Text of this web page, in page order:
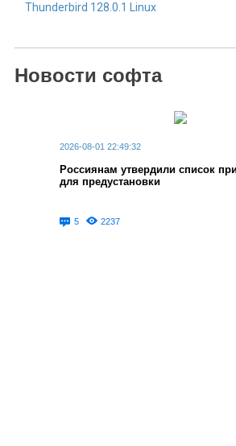
Thunderbird 128.0.1 Linux
Новости софта
2026-08-01 22:49:32
Россиянам утвердили список
для предустановки
5 2237